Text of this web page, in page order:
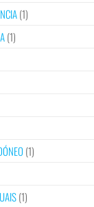
(1)
(1)
(1)
(1)